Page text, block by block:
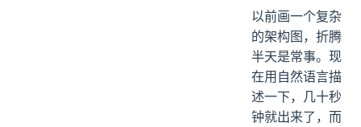
以前画一个复杂
的架构图，折腾
半天是常事。现
在用自然语言描
述一下，几十秒
钟就出来了，而